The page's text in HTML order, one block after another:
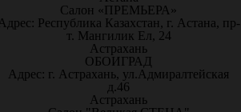
Салон «ПРЕМЬЕРА»
Республика Казахстан, г. Астана, пр-
т. Мангилик Ел, 24
Астрахань
ОБОИГРАД
Адрес: г. Астрахань, ул.Адмиралтейская
д.46
Астрахань